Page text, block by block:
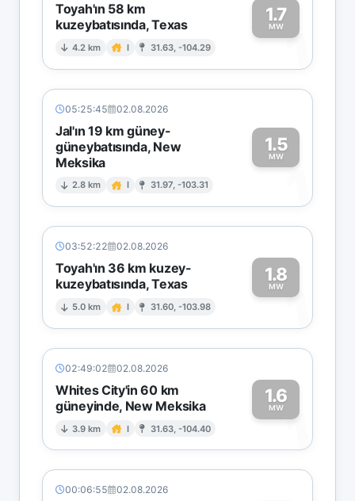
Toyah'ın 58 km
kuzeybatısında, Texas
4.2 km I 31.63, -104.29
1.7
MW1
05:25:45 02.08.2026
Jal'ın 19 km güney-
güneybatısında, New
Meksika
2.8 km I 31.97, -103.31
1.5
MW
1
03:52:22 02.08.2026
Toyah'ın 36 km kuzey-
kuzeybatısında, Texas
5.0 km I 31.60, -103.98
1.8
MW1
02:49:02 02.08.2026
Whites City'in 60 km
güneyinde, New Meksika
3.9 km I 31.63, -104.40
1.6
MW1
00:06:55 02.08.2026